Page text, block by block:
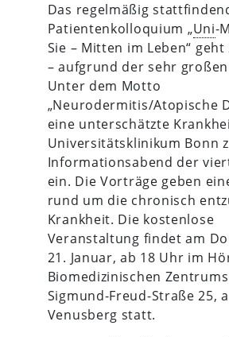
Das regelmäßig
Patientenkolloquium „Uni-
Sie – Mitten im Leben“
– aufgrund der sehr großen
Unter dem Motto
„Neurodermitis/Atopische
eine unterschätzte
Universitätsklinikum Bonn
Informationsabend der
ein. Die Vorträge geben
rund um die chronisch
Krankheit. Die kostenlose
Veranstaltung findet am
21. Januar, ab 18 Uhr im
Biomedizinischen Zentrums
Sigmund-Freud-Straße 25,
Venusberg statt.